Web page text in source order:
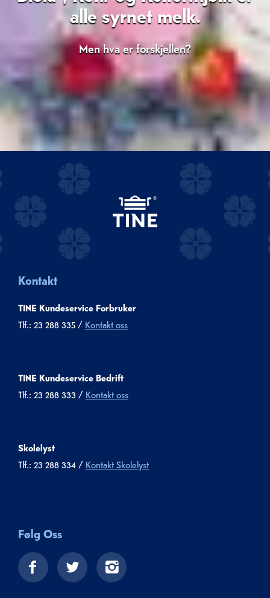
alle syrnet melk.
Men hva er forskjellen?
Kontakt
TINE Kundeservice Forbruker
Tlf.: 23 288 335 / Kontakt oss
TINE Kundeservice Bedrift
Tlf.: 23 288 333 / Kontakt oss
Skolelyst
Tlf.: 23 288 334 / Kontakt Skolelyst
Følg Oss